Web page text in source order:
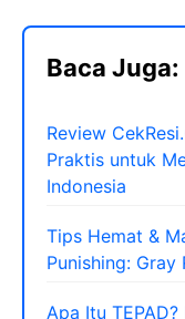
Baca Juga:
Review
Praktis untuk
Indonesia
Tips Hemat &
Punishing: Gray
Apa Itu